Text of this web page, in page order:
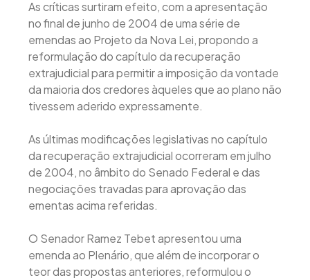
As críticas surtiram efeito, com a apresentação
no final de junho de 2004 de uma série de
emendas ao Projeto da Nova Lei, propondo a
reformulação do capítulo da recuperação
extrajudicial para permitir a imposição da vontade
da maioria dos credores àqueles que ao plano não
tivessem aderido expressamente.
As últimas modificações legislativas no capítulo
da recuperação extrajudicial ocorreram em julho
de 2004, no âmbito do Senado Federal e das
negociações travadas para aprovação das
ementas acima referidas.
O Senador Ramez Tebet apresentou uma
emenda ao Plenário, que além de incorporar o
teor das propostas anteriores, reformulou o